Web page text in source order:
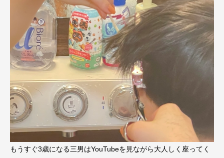
もうすぐ3歳になる三男はYouTubeを見ながら大人しく座ってく